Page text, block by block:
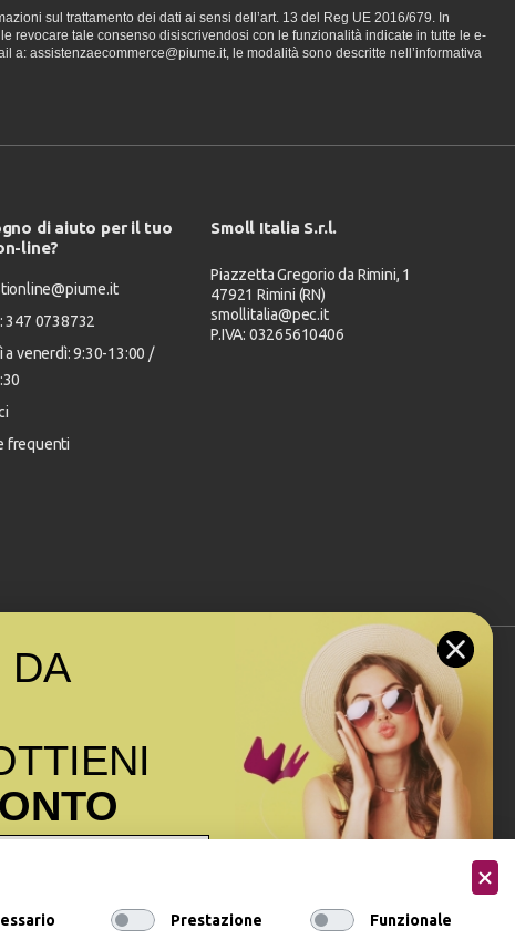
sul trattamento dei dati ai sensi dell’art. 13 del Reg UE 2016/679. In
revocare tale consenso disiscrivendosi con le funzionalità indicate in tutte le e-
a: assistenzaecommerce@piume.it, le modalità sono descritte nell’informativa
di aiuto per il tuo
line?
347 0738732
a venerdì: 9:30-13:00 /
frequenti
Smoll Italia S.r.l.
Piazzetta Gregorio da Rimini, 1
47921 Rimini (RN)
smollitalia@pec.it
P.IVA: 03265610406
Seguici sui social
Prestazione Funzionale
DA
Informativa sulla privacy
ai sensi
a ricevere email